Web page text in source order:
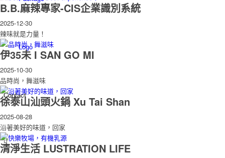
Logo
Contact
B.B.麻辣專家-CIS企業識別系統
2025-12-30
辣味就是力量！
伊35未 I SAN GO MI
2025-10-30
品時尚，舞滋味
徐泰山汕頭火鍋 Xu Tai Shan
2025-08-28
沿著美好的味道，回家
清淨生活 LUSTRATION LIFE